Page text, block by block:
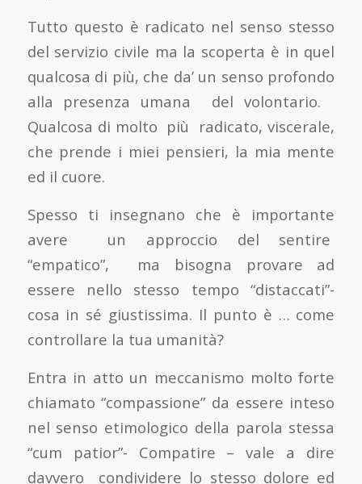
Tutto questo è radicato nel senso stesso
del servizio civile ma la scoperta è in quel
qualcosa di più, che da’ un senso profondo
alla presenza umana del volontario.
Qualcosa di molto più radicato, viscerale,
che prende i miei pensieri, la mia mente
ed il cuore.
Spesso ti insegnano che è importante
avere un approccio del sentire
“empatico”, ma bisogna provare ad
essere nello stesso tempo “distaccati”-
cosa in sé giustissima. Il punto è … come
controllare la tua umanità?
Entra in atto un meccanismo molto forte
chiamato “compassione” da essere inteso
nel senso etimologico della parola stessa
“cum patior”- Compatire – vale a dire
davvero condividere lo stesso dolore ed